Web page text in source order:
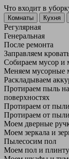
Что входит в
Регу­лярная
Гене­ральная
После ремонта
Заправляем
Собираем мусор и
Меняем мусорные
Раскладываем
Протираем пыль
поверхностях
Протираем от
Протираем от
Моем дверные
Моем зеркала и
Пылесосим пол
Моем пол и